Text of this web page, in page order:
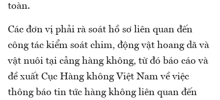
toàn.
Các đơn vị phải rà soát hồ sơ liên quan đến
công tác kiểm soát chim, động vật hoang dã và
vật nuôi tại cảng hàng không, từ đó báo cáo và
đề xuất Cục Hàng không Việt Nam về việc
thông báo tin tức hàng không liên quan đến